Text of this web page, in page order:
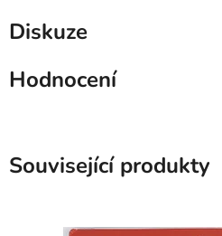
Diskuze
Hodnocení
Související produkty